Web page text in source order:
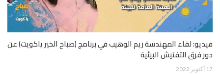
فيديو: لقاء المهندسة ريم الوهيب في برنامج (صباح الخير ياكويت) عن
دور فرق التفتيش البيئية
17 أكتوبر 2022